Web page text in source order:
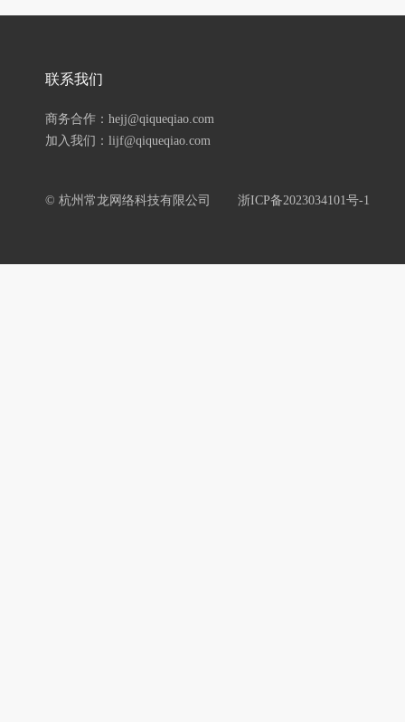
联系我们
商务合作：hejj@qiqueqiao.com
加入我们：lijf@qiqueqiao.com
© 杭州常龙网络科技有限公司 浙ICP备2023034101号-1